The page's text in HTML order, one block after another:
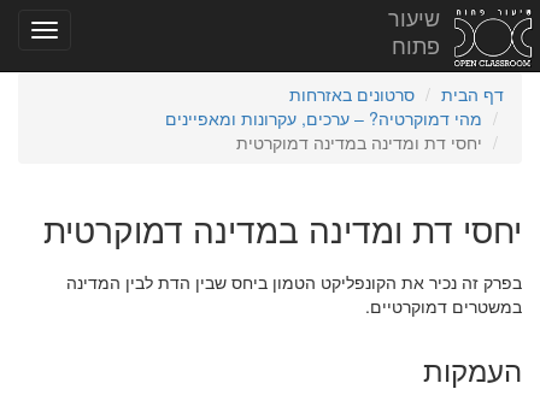
שיעור
פתוח
דף הבית
סרטונים באזרחות
מהי דמוקרטיה? – ערכים, עקרונות ומאפיינים
יחסי דת ומדינה במדינה דמוקרטית
יחסי דת ומדינה במדינה דמוקרטית
בפרק זה נכיר את הקונפליקט הטמון ביחס שבין הדת לבין המדינה
במשטרים דמוקרטיים.
העמקות